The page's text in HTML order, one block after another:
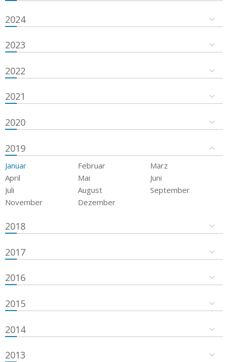
2024
2023
2022
2021
2020
2019
Januar Februar
März
April
Mai
Juni
Juli
August
September
November
Dezember
2018
2017
2016
2015
2014
2013